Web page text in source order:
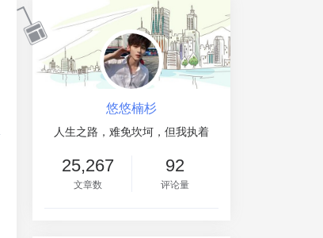
悠悠楠杉
人生之路，难免坎坷，但我执着
25,267
文章数
92
评论量